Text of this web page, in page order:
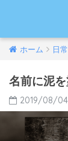
ホーム 日
名前に泥
2019/08/04